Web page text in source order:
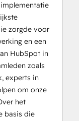
zorgde voor
en een
HubSpot in
zoals
experts in
om onze
het
basis die